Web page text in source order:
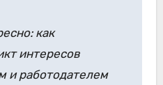
как
интересов
и работодателем